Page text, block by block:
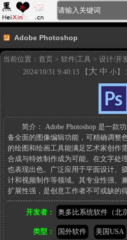
[登录]
Adobe Photoshop
当前位置： 首页 > 软件|工具 > 设计/开
2024/10/31 9:40:13 【 大 中 小 】
考
链
接：
http://www.heixinyun.cn/GO/?
7399.AdobePhotoshop
简介： Adobe Photoshop 是一款
备全面的图像编辑功能，可精确调整
的绘图和绘画工具能满足艺术家创作
合成与特效制作成为可能。在文字处
也表现出色。广泛应用于平面设计、
计和视频制作等领域。其专业性强、
扩展性强，是创意工作者不可或缺的
参
开发者： 奥多比系统软件（北
类型： 国外软件 美国USA